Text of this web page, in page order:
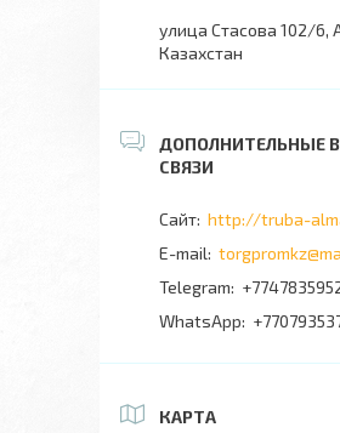
улица Стасова 102/6,
Казахстан
http://truba-
КАРТА